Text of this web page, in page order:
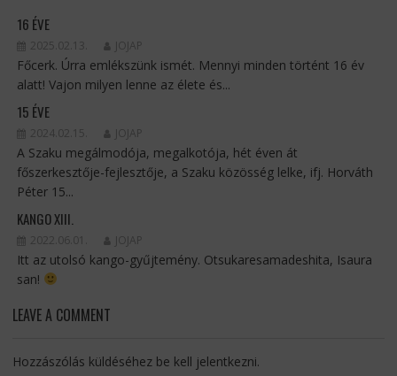
16 ÉVE
2025.02.13. JOJAP
Főcerk. Úrra emlékszünk ismét. Mennyi minden történt 16 év
alatt! Vajon milyen lenne az élete és...
15 ÉVE
2024.02.15. JOJAP
A Szaku megálmodója, megalkotója, hét éven át
főszerkesztője-fejlesztője, a Szaku közösség lelke, ifj. Horváth
Péter 15...
KANGO XIII.
2022.06.01. JOJAP
Itt az utolsó kango-gyűjtemény. Otsukaresamadeshita, Isaura
san!
LEAVE A COMMENT
Hozzászólás küldéséhez be kell jelentkezni.